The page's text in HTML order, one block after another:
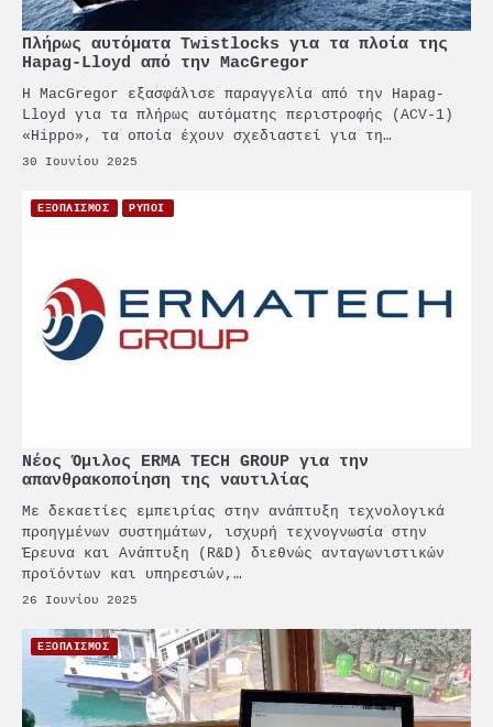
Πλήρως αυτόματα Twistlocks για τα πλοία της
Hapag-Lloyd από την MacGregor
Η MacGregor εξασφάλισε παραγγελία από την Hapag-
Lloyd για τα πλήρως αυτόματης περιστροφής (ACV-1)
«Hippo», τα οποία έχουν σχεδιαστεί για τη…
30 Ιουνίου 2025
ΕΞΟΠΛΙΣΜΟΣ ΡΥΠΟΙ
Νέος Όμιλος ERMA TECH GROUP για την
απανθρακοποίηση της ναυτιλίας
Με δεκαετίες εμπειρίας στην ανάπτυξη τεχνολογικά
προηγμένων συστημάτων, ισχυρή τεχνογνωσία στην
Έρευνα και Ανάπτυξη (R&D) διεθνώς ανταγωνιστικών
προϊόντων και υπηρεσιών,…
26 Ιουνίου 2025
ΕΞΟΠΛΙΣΜΟΣ